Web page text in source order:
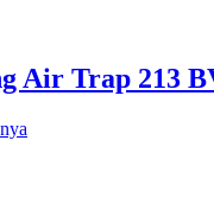
Air Trap 213